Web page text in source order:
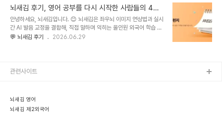
잘 맞는 분9. 자주 묻는 질문 (FAQ)안녕하세요, 뇌새김입니다.뇌새김
은 좌우뇌 이미지 연상법과 실시간 AI 발음 교정을 결합해, 직접 말하
며 익히는 올인원 외국어 학습 시스템입니다. 오늘은 광고나 요약이 아
니라, 실제 챌린지 참여자 한 분이 4주 동안 남긴 학습 기록을 그대로
따라가 보려고 합니다. 시작할 때 스스로를 "미룸쟁이"라고 부르던 분
뇌새김 후기, 영어 공부를 다시 시작한 사람들의 4주
하루한장 챌린지 완주기
안녕하세요, 뇌새김입니다. 😊 뇌새김은 좌우뇌 이미지 연상법과 실시
간 AI 발음 교정을 결합해, 직접 말하며 익히는 올인원 외국어 학습 시
스템입니다. 영어뿐 아니라 일본어·중국어·스페인어까지 한 기기에서
답니다. (현재는 4기 2주차가 한창 진행 중이에요.)후기를 하나하나
어..
💬 뇌새김 후기 2026.06.29
뇌새김 영어
뇌새김 제2외국어
관련사이트